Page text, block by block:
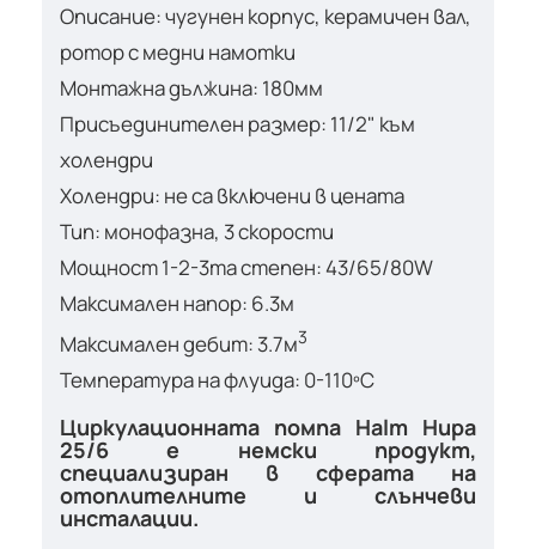
Описание: чугунен корпус, керамичен вал,
ротор с медни намотки
Монтажна дължина: 180мм
Присъединителен размер: 11/2" към
холендри
Холендри: не са включени в цената
Тип: монофазна, 3 скорости
Мощност 1-2-3та степен: 43/65/80W
Максимален напор: 6.3м
Максимален дебит: 3.7м3
Температура на флуида: 0-110ºС
Циркулационната помпа Halm Hupa
25/6 е немски продукт,
специализиран в сферата на
отоплителните и слънчеви
инсталации.